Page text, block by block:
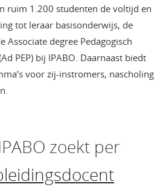
ruim 1.200 studenten de voltijd en
tot leraar basisonderwijs, de
Associate degree Pedagogisch
PEP) bij IPABO. Daarnaast biedt
voor zij-instromers, nascholing
zoekt per